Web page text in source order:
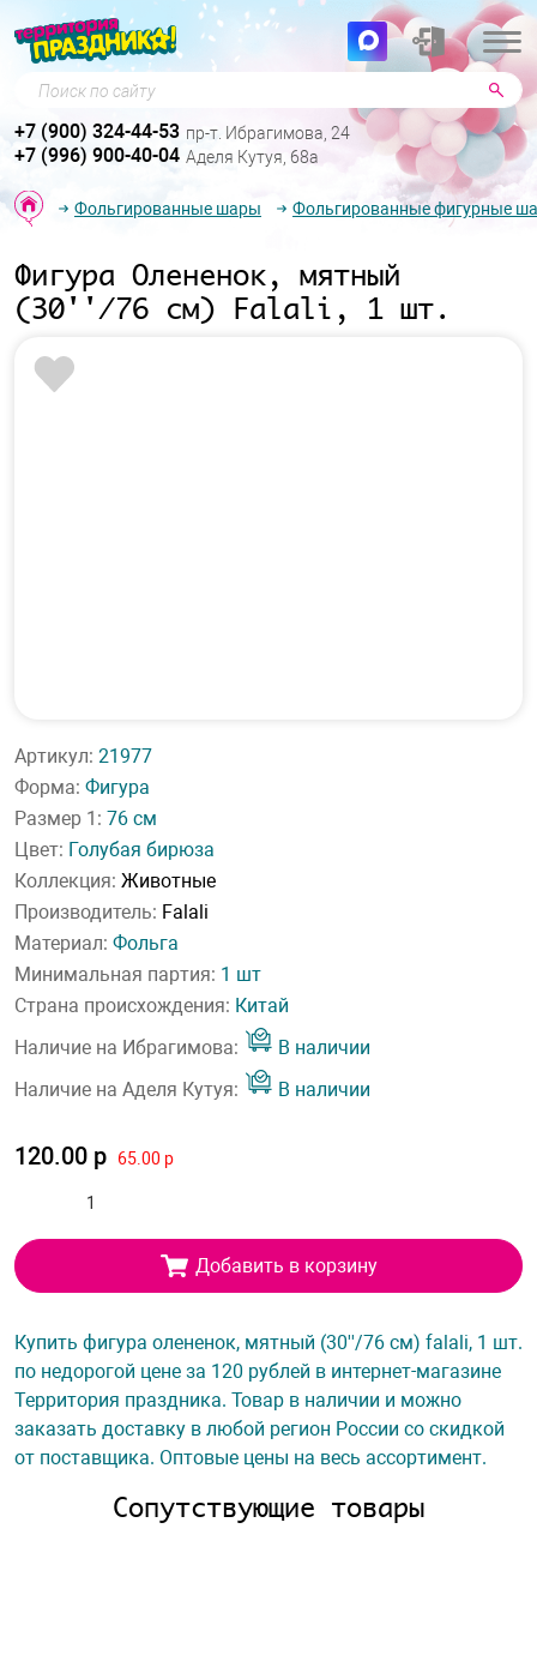
Поиск по сайту
+7 (900) 324-44-53 пр-т. Ибрагимова, 24
+7 (996) 900-40-04 Аделя Кутуя, 68а
Фольгированные шары Фольгированные фигурные
Фигура Олененок, мятный
(30''/76 см) Falali, 1 шт.
Артикул: 21977
Форма: Фигура
Размер 1: 76 см
Цвет: Голубая бирюза
Коллекция: Животные
Производитель: Falali
Материал: Фольга
Минимальная партия: 1 шт
Страна происхождения: Китай
Наличие на Ибрагимова:
В наличии
Наличие на Аделя Кутуя:
В наличии
120.00 р 65.00 р
Добавить в корзину
Купить фигура олененок, мятный (30''/76 см) falali, 1 шт.
по недорогой цене за 120 рублей в интернет-магазине
Территория праздника. Товар в наличии и можно
заказать доставку в любой регион России со скидкой
от поставщика. Оптовые цены на весь ассортимент.
Сопутствующие товары